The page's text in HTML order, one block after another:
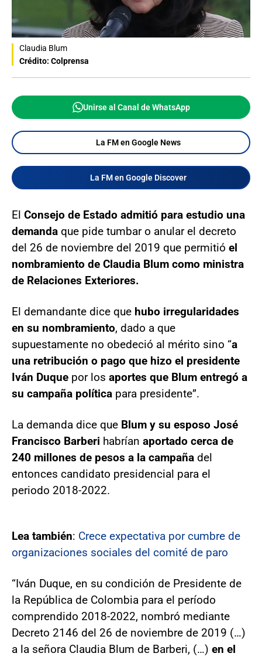
Claudia Blum
Crédito: Colprensa
Unirse al Canal de WhatsApp
La FM en Google News
La FM en Google Discover
El Consejo de Estado admitió para estudio una
demanda que pide tumbar o anular el decreto
del 26 de noviembre del 2019 que permitió el
nombramiento de Claudia Blum como ministra
de Relaciones Exteriores.
El demandante dice que hubo irregularidades
en su nombramiento, dado a que
supuestamente no obedeció al mérito sino “a
una retribución o pago que hizo el presidente
Iván Duque por los aportes que Blum entregó a
su campaña política para presidente”.
La demanda dice que Blum y su esposo José
Francisco Barberi habrían aportado cerca de
240 millones de pesos a la campaña del
entonces candidato presidencial para el
periodo 2018-2022.
Lea también: Crece expectativa por cumbre de
organizaciones sociales del comité de paro
“Iván Duque, en su condición de Presidente de
la República de Colombia para el período
comprendido 2018-2022, nombró mediante
Decreto 2146 del 26 de noviembre de 2019 (…)
a la señora Claudia Blum de Barberi, (…) en el